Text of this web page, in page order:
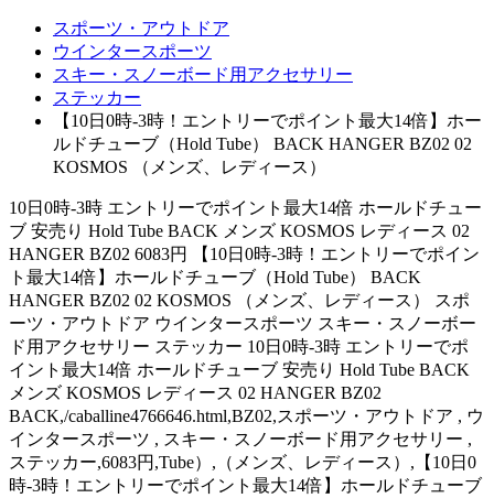
スポーツ・アウトドア
ウインタースポーツ
スキー・スノーボード用アクセサリー
ステッカー
【10日0時-3時！エントリーでポイント最大14倍】ホー
ルドチューブ（Hold Tube） BACK HANGER BZ02 02
KOSMOS （メンズ、レディース）
10日0時-3時 エントリーでポイント最大14倍 ホールドチュー
ブ 安売り Hold Tube BACK メンズ KOSMOS レディース 02
HANGER BZ02 6083円 【10日0時-3時！エントリーでポイン
ト最大14倍】ホールドチューブ（Hold Tube） BACK
HANGER BZ02 02 KOSMOS （メンズ、レディース） スポ
ーツ・アウトドア ウインタースポーツ スキー・スノーボー
ド用アクセサリー ステッカー 10日0時-3時 エントリーでポ
イント最大14倍 ホールドチューブ 安売り Hold Tube BACK
メンズ KOSMOS レディース 02 HANGER BZ02
BACK,/caballine4766646.html,BZ02,スポーツ・アウトドア , ウ
インタースポーツ , スキー・スノーボード用アクセサリー ,
ステッカー,6083円,Tube）,（メンズ、レディース）,【10日0
時-3時！エントリーでポイント最大14倍】ホールドチューブ